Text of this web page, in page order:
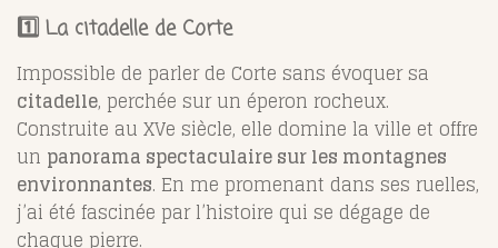
1️⃣ La citadelle de Corte
Impossible de parler de Corte sans évoquer sa
citadelle, perchée sur un éperon rocheux.
Construite au XVe siècle, elle domine la ville et offre
un panorama spectaculaire sur les montagnes
environnantes. En me promenant dans ses ruelles,
j’ai été fascinée par l’histoire qui se dégage de
chaque pierre.